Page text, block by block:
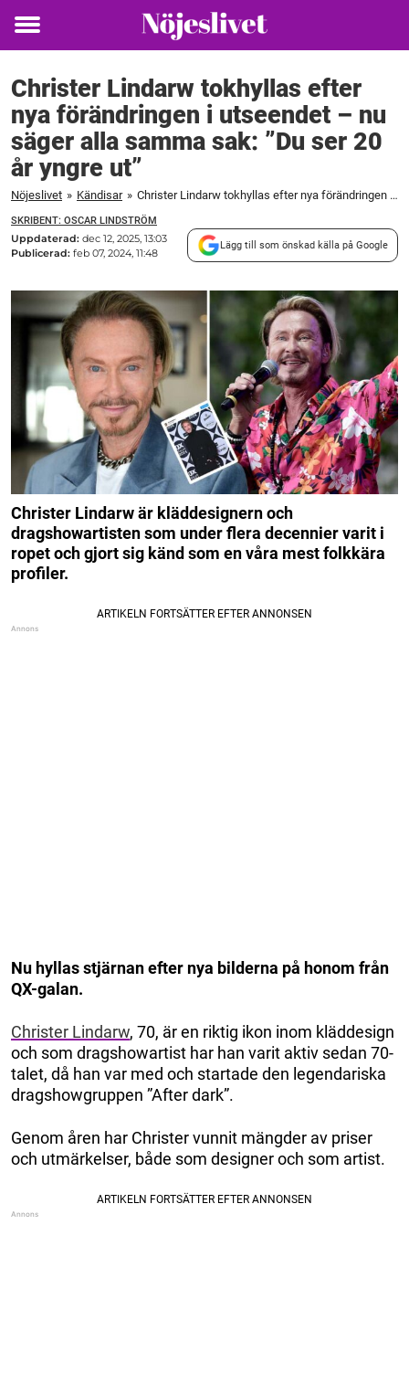
Toggle
Christer Lindarw tokhyllas efter
nya förändringen i utseendet – nu
säger alla samma sak: ”Du ser 20
år yngre ut”
Nöjeslivet » Kändisar » Christer Lindarw tokhyllas efter nya förändringen i utseendet – nu säger alla samma sak: "Du ser 20 år yngre ut"
SKRIBENT: OSCAR LINDSTRÖM
Uppdaterad: dec 12, 2025, 13:03
Publicerad: feb 07, 2024, 11:48
Lägg till som önskad källa på Google
Christer Lindarw är kläddesignern och
dragshowartisten som under flera decennier varit i
ropet och gjort sig känd som en våra mest folkkära
profiler.
Nu hyllas stjärnan efter nya bilderna på honom från
QX-galan.
Christer Lindarw, 70, är en riktig ikon inom kläddesign
och som dragshowartist har han varit aktiv sedan 70-
talet, då han var med och startade den legendariska
dragshowgruppen ”After dark”.
Genom åren har Christer vunnit mängder av priser
och utmärkelser, både som designer och som artist.